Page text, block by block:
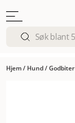
Hjem/ Hund/Godbiter